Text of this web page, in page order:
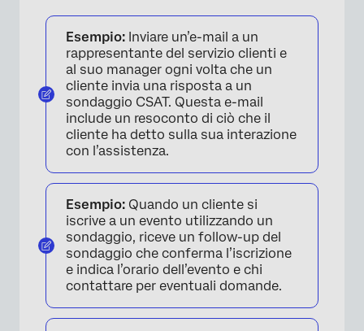
Esempio: Inviare un’e-mail a un
rappresentante del servizio clienti e
al suo manager ogni volta che un
cliente invia una risposta a un
sondaggio CSAT. Questa e-mail
include un resoconto di ciò che il
cliente ha detto sulla sua interazione
con l’assistenza.
Esempio: Quando un cliente si
iscrive a un evento utilizzando un
sondaggio, riceve un follow-up del
sondaggio che conferma l’iscrizione
e indica l’orario dell’evento e chi
contattare per eventuali domande.